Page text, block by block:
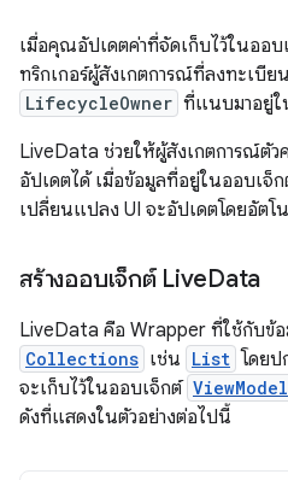
เมื่อคุณอัปเดตค่าที่จัดเก็บไว้ในออบ
ทริกเกอร์ผู้สังเกตการณ์ที่ลงทะเบีย
LifecycleOwner ที่แนบมาอยู่ใ
LiveData ช่วยให้ผู้สังเกตการณ์ตัว
อัปเดตได้ เมื่อข้อมูลที่อยู่ในออบเจ็
เปลี่ยนแปลง UI จะอัปเดตโดยอัต
สร้างออบเจ็กต์ LiveData
LiveData คือ Wrapper ที่ใช้กับข้อ
Collections เช่น List โดย
จะเก็บไว้ในออบเจ็กต์ ViewModel
ดังที่แสดงในตัวอย่างต่อไปนี้